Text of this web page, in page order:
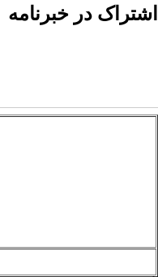
اشتراک در خبرنامه